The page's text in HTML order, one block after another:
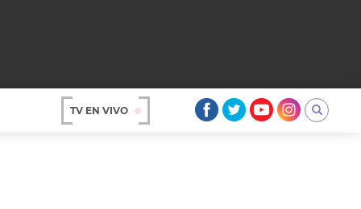
TV EN VIVO